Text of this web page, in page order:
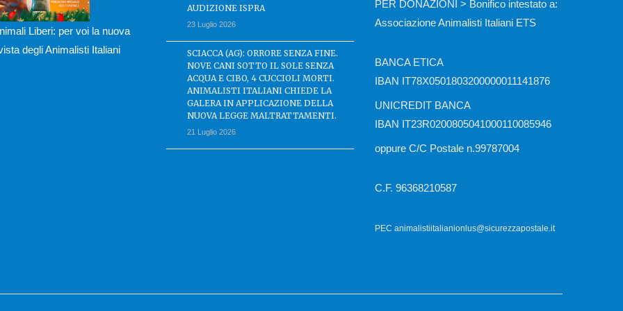
Liberi: per voi la nuova
degli Animalisti Italiani
AUDIZIONE ISPRA
23 Luglio 2026
SCIACCA (AG): ORRORE SENZA FINE.
NOVE CANI SOTTO IL SOLE SENZA
ACQUA E CIBO, 4 CUCCIOLI MORTI.
ANIMALISTI ITALIANI CHIEDE LA
GALERA IN APPLICAZIONE DELLA
NUOVA LEGGE MALTRATTAMENTI.
21 Luglio 2026
PER DONAZIONI > Bonifico intestato a:
Associazione Animalisti Italiani ETS
BANCA ETICA
IBAN IT78X0501803200000011141876
UNICREDIT BANCA
IBAN IT23R0200805041000110085946
oppure C/C Postale n.99787004
C.F. 96368210587
PEC animalistiitalianionlus@sicurezzapostale.it